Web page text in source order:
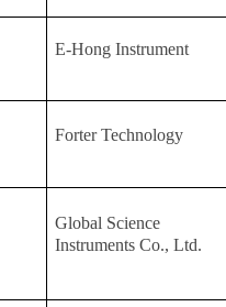
E-Hong Instrument
Forter Technology
Global Science
Instruments Co., Ltd.